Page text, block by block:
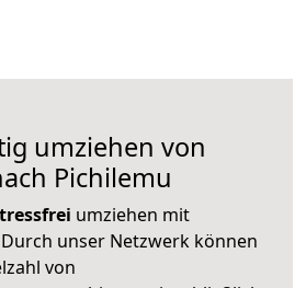
umziehen von
Pichilemu
umziehen mit
unser Netzwerk können
von